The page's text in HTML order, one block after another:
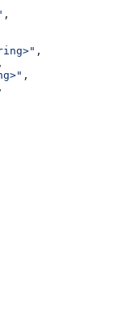
,
,
,
,
,